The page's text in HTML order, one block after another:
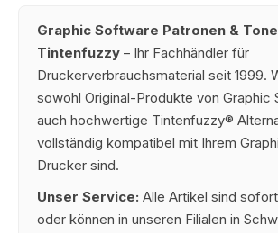
Graphic Software Patronen &
Tintenfuzzy – Ihr Fachhändler für
Druckerverbrauchsmaterial seit 1999.
sowohl Original-Produkte von Graphic
auch hochwertige Tintenfuzzy®
vollständig kompatibel mit Ihrem
Drucker sind.
Unser Service: Alle Artikel sind
oder können in unseren Filialen in